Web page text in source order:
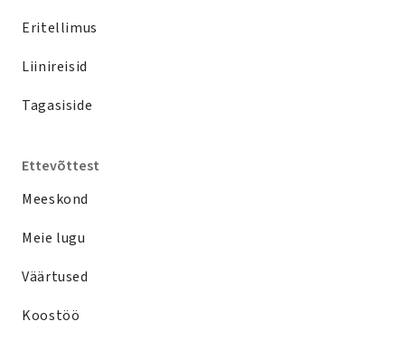
Eritellimus
Liinireisid
Tagasiside
Ettevõttest
Meeskond
Meie lugu
Väärtused
Koostöö